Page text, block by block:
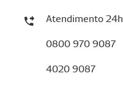
Atendimento 24h
0800 970 9087
4020 9087